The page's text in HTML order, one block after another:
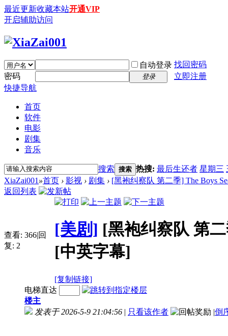
最近更新收藏本站开通VIP
开启辅助访问
自动登录 找回密码
密码
登录
立即注册
快捷导航
首页
软件
电影
剧集
音乐
搜索 搜索 热搜: 最后生还者 星期三
XiaZai001 »首页 › 影视 › 剧集 › [黑袍纠察队 第二季] The Boys
返回列表
查看: 366|回
复: 2
[美剧] [黑袍纠察队 第二
[中英字幕]
[复制链接]
电梯直达
楼主
发表于 2026-5-9 21:04:56 | 只看该作者 |倒